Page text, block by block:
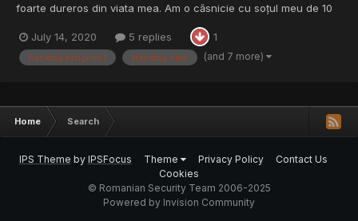
foarte dureros din viata mea. Am o căsnicie cu soțul meu de 10
Ma poate ajuta cnv cu un program de citire a sms-urilor in timp
real?Am citit despre ss7, dar mi se pare foa...
July 14, 2020 5 replies 1
hacking program l tracking sms (and 7 more)
Home Search
IPS Theme by IPSFocus Theme Privacy Policy
Contact Us
Cookies
© Romanian Security Team 2006-2025
Powered by Invision Community